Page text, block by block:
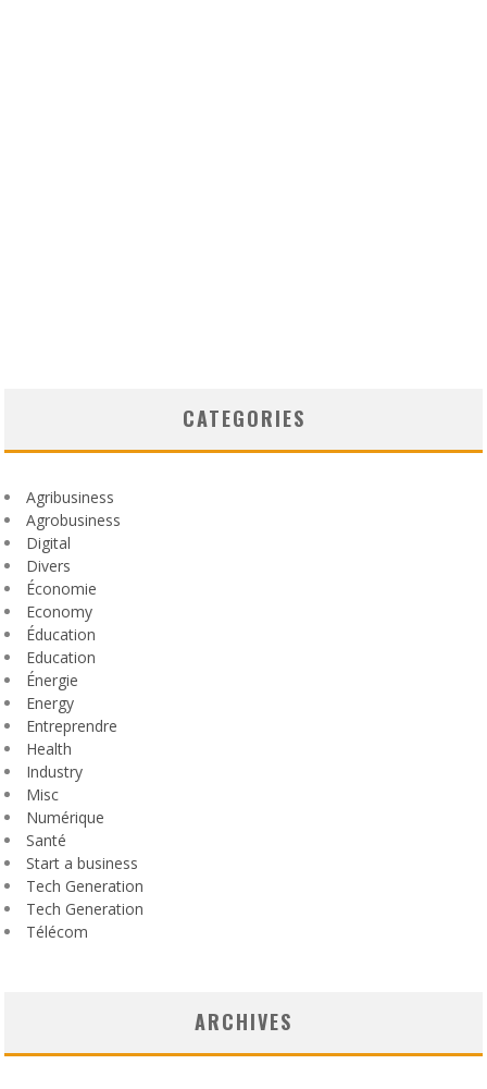
CATEGORIES
Agribusiness
Agrobusiness
Digital
Divers
Économie
Economy
Éducation
Education
Énergie
Energy
Entreprendre
Health
Industry
Misc
Numérique
Santé
Start a business
Tech Generation
Tech Generation
Télécom
ARCHIVES